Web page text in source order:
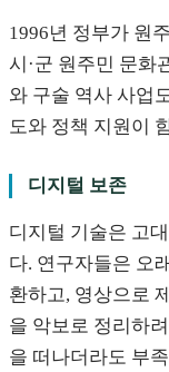
1996년 정부가 원
시·군 원주민 문화
와 구술 역사 사업
도와 정책 지원이
디지털 보존
디지털 기술은 고
다. 연구자들은 오
환하고, 영상으로
을 악보로 정리하
을 떠나더라도 부